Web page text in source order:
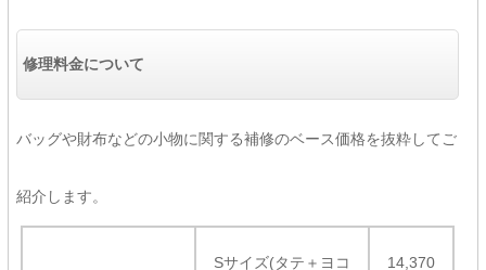
修理料金について
バッグや財布などの小物に関する補修のベース価格を抜粋してご
紹介します。
Sサイズ(タテ＋ヨコ 14,370